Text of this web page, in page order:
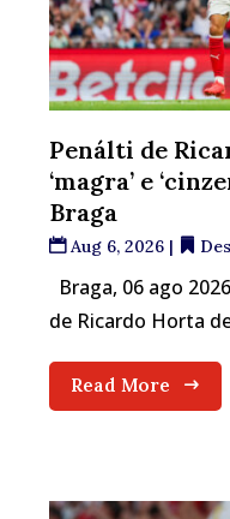
Penálti de
‘magra’ e
Braga
Aug 6, 2026 |
Braga, 06 ago
de Ricardo Horta
Read More